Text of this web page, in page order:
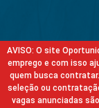
AVISO: O site
emprego e com isso
quem busca
seleção ou
vagas anunciadas